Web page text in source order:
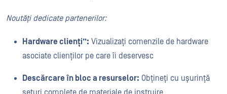
Noutăți dedicate partenerilor:
Hardware clienți”: Vizualizați comenzile de hardware
asociate clienților pe care îi deservesc
Descărcare în bloc a resurselor: Obțineți cu ușurință